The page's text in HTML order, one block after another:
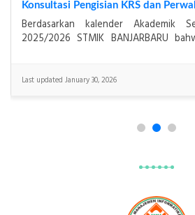
Banjarbaru, 7 Desember 2025
melaksanakan asesmen lapangan
Last updated December 6, 2025